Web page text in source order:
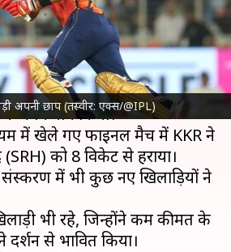
अपनी छाप (तस्वीर: एक्स/@IPL)
2024 01:42 pm
(IPL) 2024का खिताबकोलकाता
ने अपने नाम किया।
में खेले गए फाइनल मैच में KKR ने
(SRH) को 8 विकेट से हराया।
संस्करण में भी कुछ नए खिलाड़ियों ने
भी रहे, जिन्होंने कम कीमत के
से प्रभावित किया।